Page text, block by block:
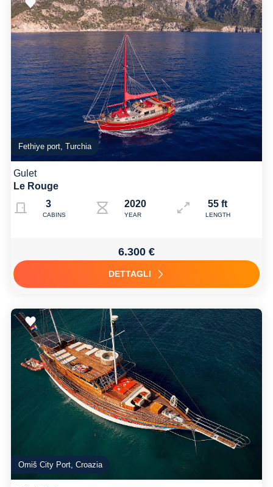
Fethiye port, Turchia
Gulet
Le Rouge
3
CABINS
2020
YEAR
55 ft
LENGTH
6.300 €
DETTAGLI
Omiš City Port, Croazia